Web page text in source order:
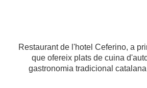
Restaurant de l'hotel Ceferino, a
que ofereix plats de cuina
gastronomia tradicional